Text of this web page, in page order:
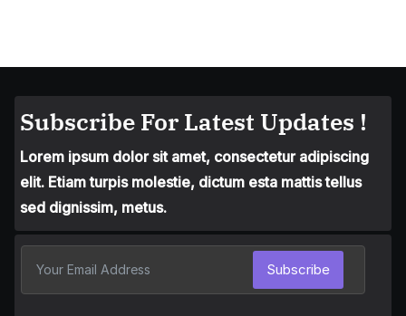
Subscribe For Latest Updates !
Lorem ipsum dolor sit amet, consectetur adipiscing
elit. Etiam turpis molestie, dictum esta mattis tellus
sed dignissim, metus.
Subscribe